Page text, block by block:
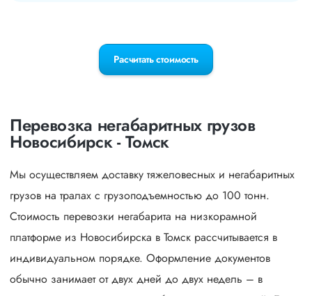
Расчитать стоимость
Перевозка негабаритных грузов
Новосибирск - Томск
Мы осуществляем доставку тяжеловесных и негабаритных
грузов на тралах с грузоподъемностью до 100 тонн.
Стоимость перевозки негабарита на низкорамной
платформе из Новосибирска в Томск рассчитывается в
индивидуальном порядке. Оформление документов
обычно занимает от двух дней до двух недель – в